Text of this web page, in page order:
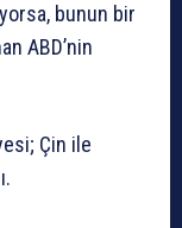
bunun bir
ABD’nin
Çin ile